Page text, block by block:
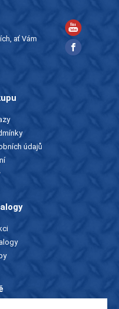
ať Vám
údajů